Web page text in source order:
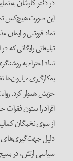
در دفتر کارشان به
این صورت هیچ‌کس
نماد فروتنی و ایمان
تبلیغاتی رایگانی که
نماد احترام به
به‌کارگیری میلیون‌ها
حزبش هموار کرد.
افراد را ستون
از سوی نخبگان
دلیل جهت‌گیری‌های
سیاسی ارتش، در بسیج